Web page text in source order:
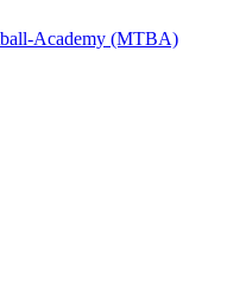
Academy (MTBA)